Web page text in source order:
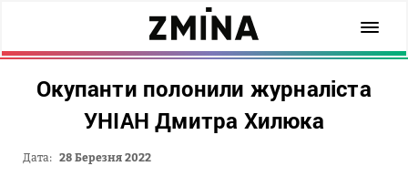
Окупанти полонили журналіста
УНІАН Дмитра Хилюка
Дата: 28 Березня 2022